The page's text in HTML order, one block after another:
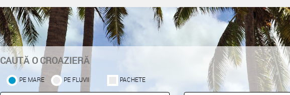
CAUTĂ O CROAZIERĂ
PE MARE PE FLUVII PACHETE